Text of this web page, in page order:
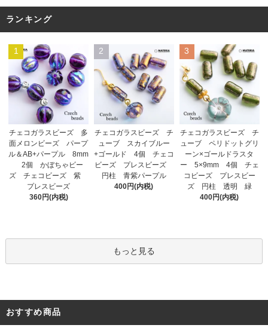
ランキング
1
チェコガラスビーズ 多
面メロンビーズ パープ
ル＆AB+パープル 8mm
2個 かぼちゃビー
ズ チェコビーズ 紫
プレスビーズ
360円(内税)
2
チェコガラスビーズ チ
ューブ スカイブルー
+ゴールド 4個 チェコ
ビーズ プレスビーズ
円柱 青紫パープル
400円(内税)
3
チェコガラスビーズ チ
ューブ ペリドットグリ
ーン×ゴールドラスタ
ー 5×9mm 4個 チェ
コビーズ プレスビー
ズ 円柱 透明 緑
400円(内税)
もっと見る
おすすめ商品